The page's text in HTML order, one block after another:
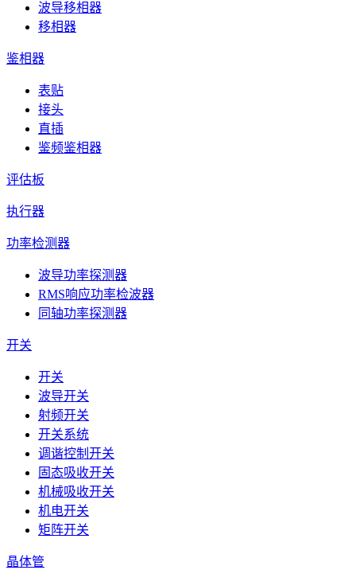
波导移相器
移相器
鉴相器
表贴
接头
直插
鉴频鉴相器
评估板
执行器
功率检测器
波导功率探测器
RMS响应功率检波器
同轴功率探测器
开关
开关
波导开关
射频开关
开关系统
调谐控制开关
固态吸收开关
机械吸收开关
机电开关
矩阵开关
晶体管